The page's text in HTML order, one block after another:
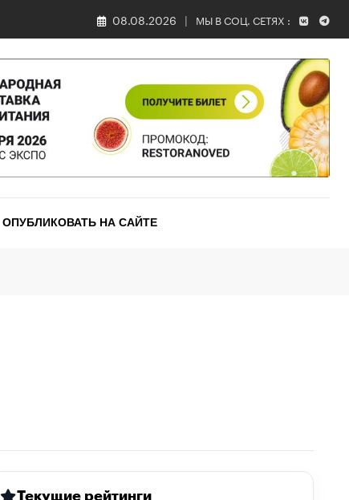
08.08.2026 МЫ В СОЦ. СЕТЯХ :
ОПУБЛИКОВАТЬ НА САЙТЕ
Текущие рейтинги